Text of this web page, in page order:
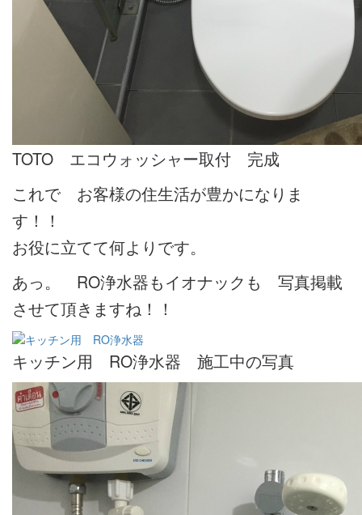
TOTO エコウォッシャー取付 完成
これで お客様の住生活が豊かになりま
す！！
お役に立てて何よりです。
あっ。 RO浄水器もイオナックも 写真掲載
させて頂きますね！！
キッチン用 RO浄水器 施工中の写真